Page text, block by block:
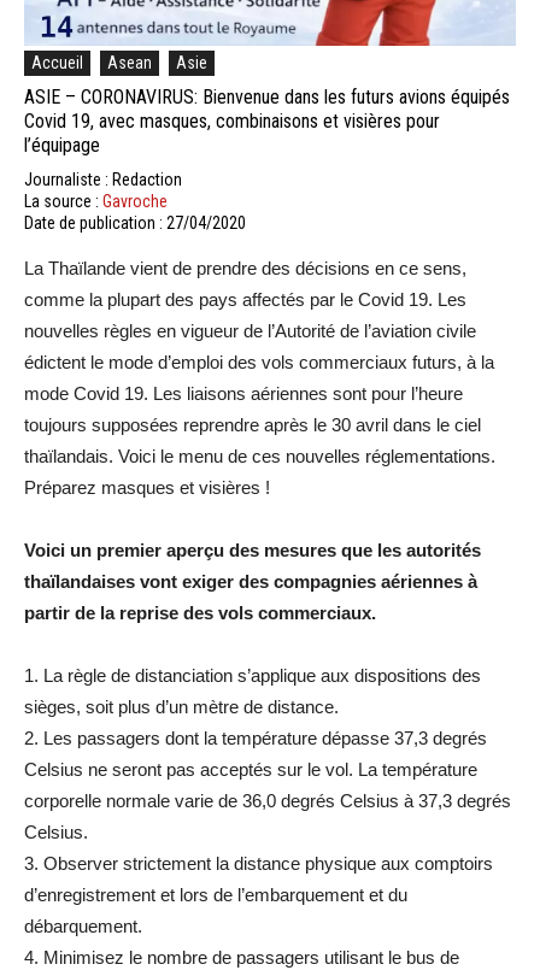
Accueil Asean Asie
ASIE – CORONAVIRUS: Bienvenue dans les futurs avions équipés
Covid 19, avec masques, combinaisons et visières pour
l’équipage
Journaliste : Redaction
La source : Gavroche
Date de publication : 27/04/2020
La Thaïlande vient de prendre des décisions en ce sens,
comme la plupart des pays affectés par le Covid 19. Les
nouvelles règles en vigueur de l’Autorité de l’aviation civile
édictent le mode d’emploi des vols commerciaux futurs, à la
mode Covid 19. Les liaisons aériennes sont pour l’heure
toujours supposées reprendre après le 30 avril dans le ciel
thaïlandais. Voici le menu de ces nouvelles réglementations.
Préparez masques et visières !
Voici un premier aperçu des mesures que les autorités
thaïlandaises vont exiger des compagnies aériennes à
partir de la reprise des vols commerciaux.
1. La règle de distanciation s’applique aux dispositions des
sièges, soit plus d’un mètre de distance.
2. Les passagers dont la température dépasse 37,3 degrés
Celsius ne seront pas acceptés sur le vol. La température
corporelle normale varie de 36,0 degrés Celsius à 37,3 degrés
Celsius.
3. Observer strictement la distance physique aux comptoirs
d’enregistrement et lors de l’embarquement et du
débarquement.
4. Minimisez le nombre de passagers utilisant le bus de